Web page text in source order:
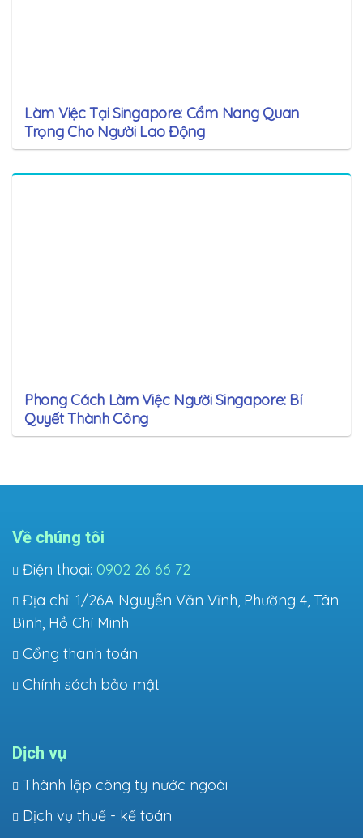
Làm Việc Tại Singapore: Cẩm Nang Quan
Trọng Cho Người Lao Động
Phong Cách Làm Việc Người Singapore: Bí
Quyết Thành Công
Về chúng tôi
Điện thoại: 0902 26 66 72
Địa chỉ: 1/26A Nguyễn Văn Vĩnh, Phường 4, Tân
Bình, Hồ Chí Minh
Cổng thanh toán
Chính sách bảo mật
Dịch vụ
Thành lập công ty nước ngoài
Dịch vụ thuế - kế toán